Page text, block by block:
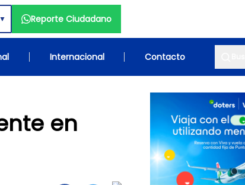
▼ Reporte Ciudadano
Internacional Contacto
en